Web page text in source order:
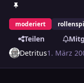
moderiert
Teilen
Detritus1. März